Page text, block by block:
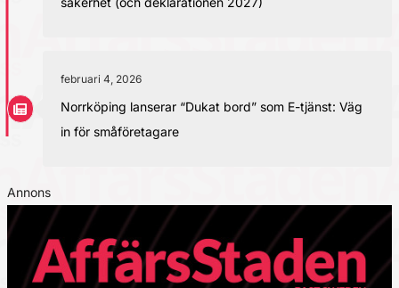
februari 4, 2026
Norrköping lanserar “Dukat bord” som E-tjänst: Väg
in för småföretagare
Annons